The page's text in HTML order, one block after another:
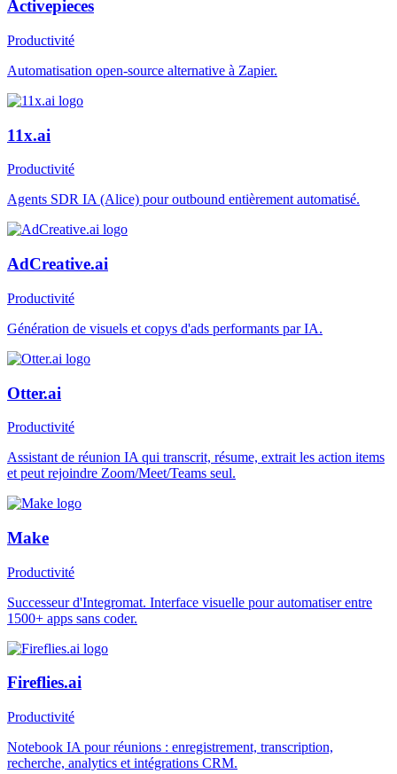
Activepieces
Productivité
Automatisation open-source alternative à Zapier.
11x.ai
Productivité
Agents SDR IA (Alice) pour outbound entièrement automatisé.
AdCreative.ai
Productivité
Génération de visuels et copys d'ads performants par IA.
Otter.ai
Productivité
Assistant de réunion IA qui transcrit, résume, extrait les action items
et peut rejoindre Zoom/Meet/Teams seul.
Make
Productivité
Successeur d'Integromat. Interface visuelle pour automatiser entre
1500+ apps sans coder.
Fireflies.ai
Productivité
Notebook IA pour réunions : enregistrement, transcription,
recherche, analytics et intégrations CRM.